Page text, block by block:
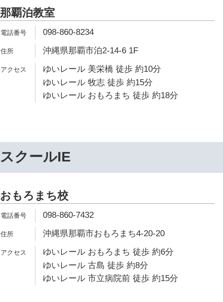
那覇泊教室
098-860-8234
沖縄県那覇市泊2-14-6 1F
ゆいレール 美栄橋 徒歩 約10分
ゆいレール 牧志 徒歩 約15分
ゆいレール おもろまち 徒歩 約18分
スクールIE
おもろまち校
098-860-7432
沖縄県那覇市おもろまち4-20-20
ゆいレール おもろまち 徒歩 約6分
ゆいレール 古島 徒歩 約8分
ゆいレール 市立病院前 徒歩 約15分